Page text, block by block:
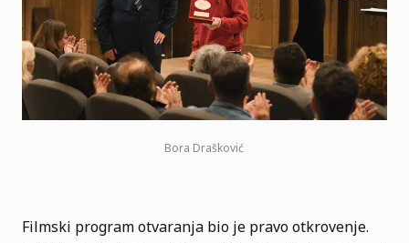
Bora Drašković
Filmski program otvaranja bio je pravo otkrovenje.